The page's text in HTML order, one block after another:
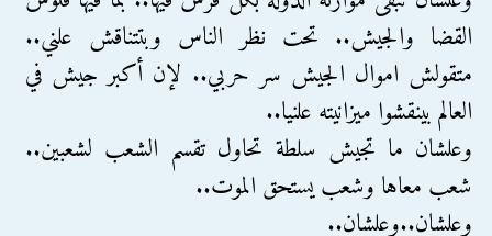
القضا والجيش.. تحت نظر الناس وبتتناقش علني..
متقولش اموال الجيش سر حربي.. لإن أكبر جيش في
العالم بينقشوا ميزانيته علنيا..
وعلشان ما تجيش سلطة تحاول تقسم الشعب لشعبين..
شعب معاها وشعب يستحق الموت..
وعلشان..وعلشان..